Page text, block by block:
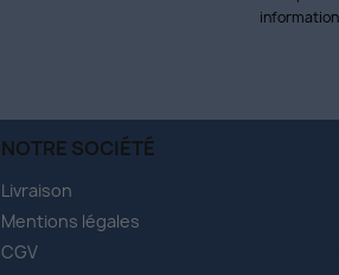
NOTRE SOCIÉTÉ
Livraison
Mentions légales
CGV